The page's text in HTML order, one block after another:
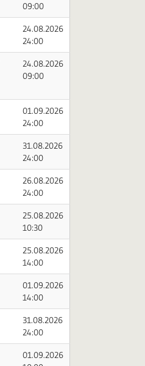
09:00
24.08.2026
24:00
24.08.2026
09:00
01.09.2026
24:00
31.08.2026
24:00
26.08.2026
24:00
25.08.2026
10:30
25.08.2026
14:00
01.09.2026
14:00
31.08.2026
24:00
01.09.2026